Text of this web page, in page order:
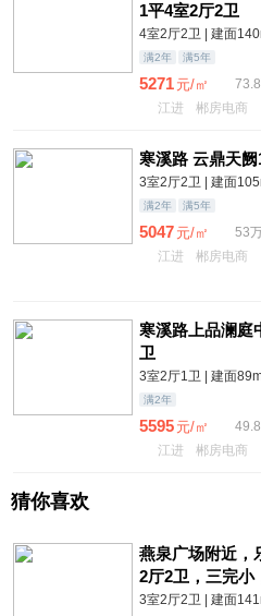
1平4室2厅2卫
4室2厅2卫 | 建面
满2年 满5年
5271 元/㎡
江进
郴房电商
寒溪路 云鼎天
3室2厅2卫 | 建面
满2年 满5年
5047 元/㎡ 53
江进
郴房电商
寒溪路上品澜庭
卫
3室2厅1卫 | 建面
满2年
5595 元/㎡
江进
郴房电商
猜你喜欢
燕泉广场附近，
2厅2卫，三完小
钥匙诚心出售
3室2厅2卫 | 建面